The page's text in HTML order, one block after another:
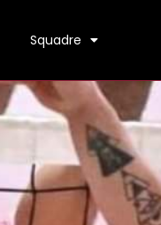
Squadre